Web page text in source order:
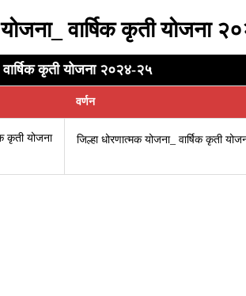
योजना_ वार्षिक कृती योजना
वार्षिक कृती योजना २०२४-२५
वर्णन
कृती योजना
जिल्हा धोरणात्मक योजना_ वार्षिक कृती